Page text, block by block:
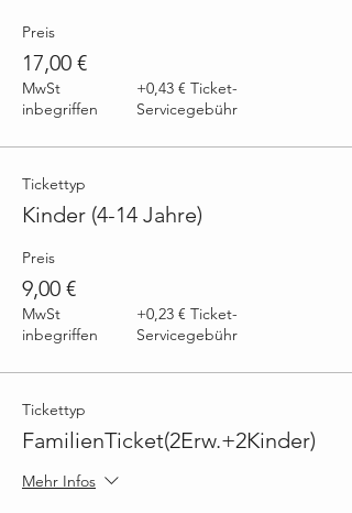
Preis
17,00 €
MwSt
inbegriffen
+0,43 € Ticket-
Servicegebühr
Tickettyp
Kinder (4-14 Jahre)
Preis
9,00 €
MwSt
inbegriffen
+0,23 € Ticket-
Servicegebühr
Tickettyp
FamilienTicket(2Erw.+2Kinder)
Mehr Infos